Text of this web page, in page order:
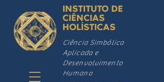
INSTITUTO DE
CIÊNCIAS
HOLÍSTICAS
Ciência Simbólica
Aplicada e
Desenvolvimento
Humano